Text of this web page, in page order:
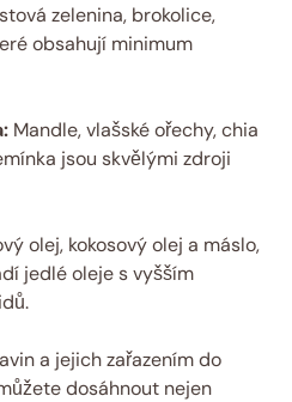
zelenina, brokolice,
obsahují minimum
Mandle, vlašské ořechy, chia
jsou skvělými zdroji
olej, kokosový olej a máslo,
jedlé oleje s vyšším
a jejich zařazením do
dosáhnout nejen